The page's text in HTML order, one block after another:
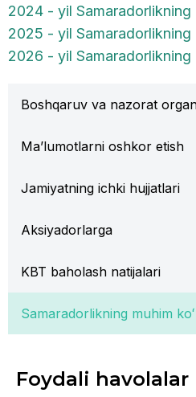
2024 - yil Samaradorlikning
2025 - yil Samaradorlikning
2026 - yil Samaradorlikning
Boshqaruv va nazorat
Ma’lumotlarni oshkor etish
Jamiyatning ichki hujjatlari
Aksiyadorlarga
KBT baholash natijalari
Samaradorlikning muhim
Foydali havolalar